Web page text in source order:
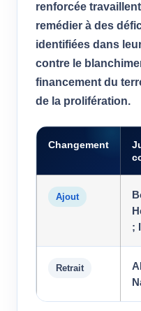
renforcée
remédier à des
identifiées dans
contre le
financement du
de la prolifération.
Changement
Ajout
;
Retrait